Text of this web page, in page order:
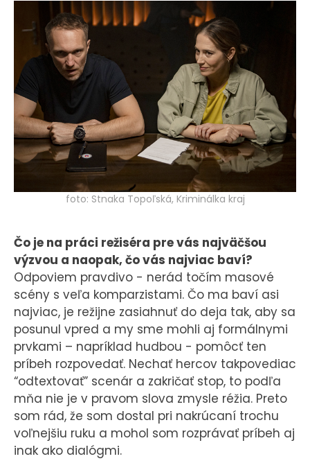
foto: Stnaka Topoľská, Kriminálka kraj
Čo je na práci režiséra pre vás najväčšou
výzvou a naopak, čo vás najviac baví?
Odpoviem pravdivo - nerád točím masové
scény s veľa komparzistami. Čo ma baví asi
najviac, je režijne zasiahnuť do deja tak, aby sa
posunul vpred a my sme mohli aj formálnymi
prvkami – napríklad hudbou - pomôcť ten
príbeh rozpovedať. Nechať hercov takpovediac
“odtextovať” scenár a zakričať stop, to podľa
mňa nie je v pravom slova zmysle réžia. Preto
som rád, že som dostal pri nakrúcaní trochu
voľnejšiu ruku a mohol som rozprávať príbeh aj
inak ako dialógmi.